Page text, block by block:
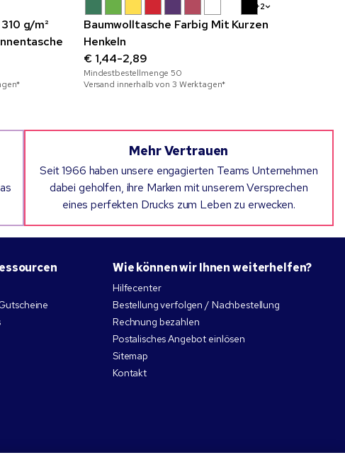
g/m²
+2
Baumwolltasche Farbig Mit Kurzen
Henkeln
€ 1,44-2,89
Mindestbestellmenge50
Versand innerhalb von 3 Werktagen*
Mehr Vertrauen
Seit 1966 haben unsere engagierten Teams Unternehmen
dabei geholfen, ihre Marken mit unserem Versprechen
eines perfekten Drucks zum Leben zu erwecken.
Wie können wir Ihnen weiterhelfen?
Hilfecenter
Bestellung verfolgen / Nachbestellung
Rechnung bezahlen
Postalisches Angebot einlösen
Sitemap
Kontakt